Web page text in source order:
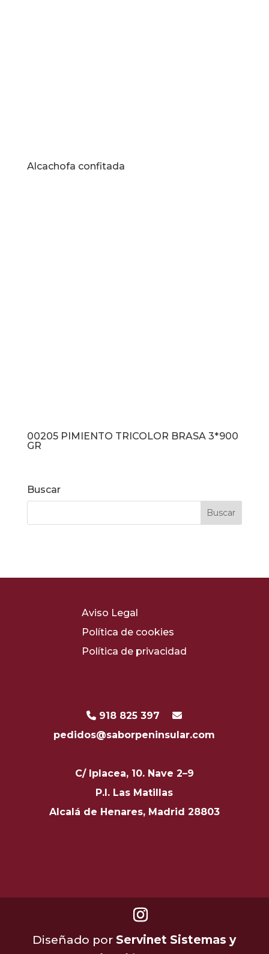
Alcachofa confitada
00205 PIMIENTO TRICOLOR BRASA 3*900
GR
Buscar
Aviso Legal
Política de cookies
Política de privacidad
918 825 397
pedidos@saborpeninsular.com
C/ Iplacea, 10. Nave 2–9
P.I. Las Matillas
Alcalá de Henares, Madrid 28803
Diseñado por Servinet Sistemas y